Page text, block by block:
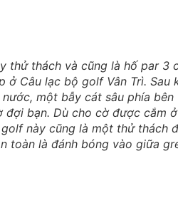
thử thách và cũng là hố par 3
ở Câu lạc bộ golf Vân Trì. Sau
một bẫy cát sâu phía bên
đợi bạn. Dù cho cờ được cắm
này cũng là một thử thách
toàn là đánh bóng vào giữa